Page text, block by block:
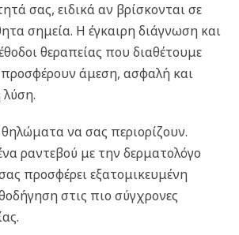
σας, ειδικά αν βρίσκονται σε
σημεία. Η έγκαιρη διάγνωση και
θεραπείας που διαθέτουμε
άμεση, ασφαλή και
να σας περιορίζουν.
ραντεβού με την δερματολόγο
προσφέρει εξατομικευμένη
στις πιο σύγχρονες